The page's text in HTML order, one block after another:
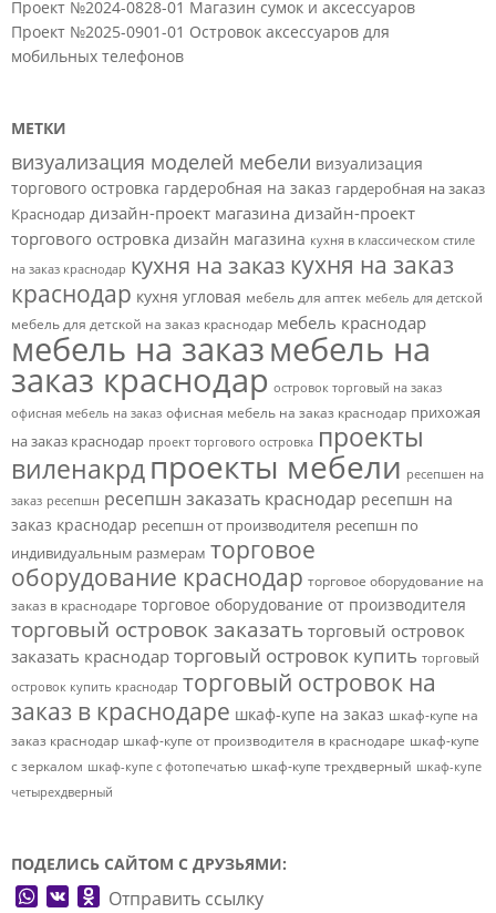
Проект №2024-0828-01 Магазин сумок и аксессуаров
Проект №2025-0901-01 Островок аксессуаров для
мобильных телефонов
МЕТКИ
визуализация моделей мебели визуализация
торгового островка гардеробная на заказ гардеробная на заказ
Краснодар дизайн-проект магазина дизайн-проект
торгового островка дизайн магазина кухня в классическом стиле
на заказ краснодар кухня на заказ кухня на заказ
краснодар кухня угловая мебель для аптек мебель для детской
мебель для детской на заказ краснодар мебель краснодар
мебель на заказмебель на
заказ краснодар островок торговый на заказ
офисная мебель на заказ офисная мебель на заказ краснодар прихожая
на заказ краснодар проект торгового островка проекты
виленакрдпроекты мебели ресепшен на
заказ ресепшн ресепшн заказать краснодар ресепшн на
заказ краснодар ресепшн от производителя ресепшн по
индивидуальным размерам торговое
оборудование краснодар торговое оборудование на
заказ в краснодаре торговое оборудование от производителя
торговый островок заказать торговый островок
заказать краснодар торговый островок купить торговый
островок купить краснодар торговый островок на
заказ в краснодаре шкаф-купе на заказ шкаф-купе на
заказ краснодар шкаф-купе от производителя в краснодаре шкаф-купе
с зеркалом шкаф-купе с фотопечатью шкаф-купе трехдверный шкаф-купе
четырехдверный
ПОДЕЛИСЬ САЙТОМ С ДРУЗЬЯМИ:
WhatsApp
VK Odnoklassniki
Отправить ссылку